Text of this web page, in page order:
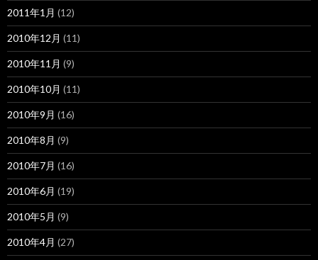
2011年1月 (12)
2010年12月 (11)
2010年11月 (9)
2010年10月 (11)
2010年9月 (16)
2010年8月 (9)
2010年7月 (16)
2010年6月 (19)
2010年5月 (9)
2010年4月 (27)